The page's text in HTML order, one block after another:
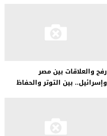
رفح والعلاقات بين مصر
وإسرائيل.. بين التوتر والحفاظ